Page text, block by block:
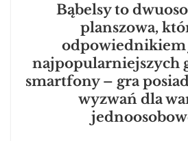
Bąbelsy to
planszowa,
odpowiednikiem
najpopularniejszych
smartfony – gra
wyzwań dla